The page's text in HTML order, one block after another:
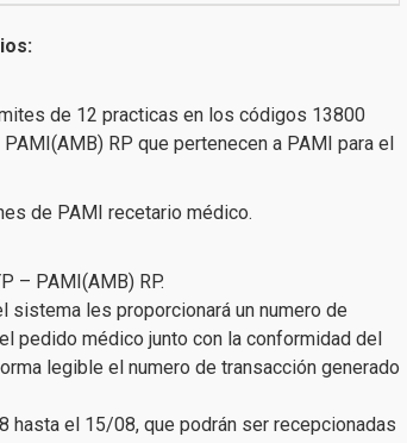
de 12 practicas en los códigos 13800
RP que pertenecen a PAMI para el
de PAMI recetario médico.
– PAMI(AMB) RP.
sistema les proporcionará un numero de
pedido médico junto con la conformidad del
legible el numero de transacción generado
el 15/08, que podrán ser recepcionadas